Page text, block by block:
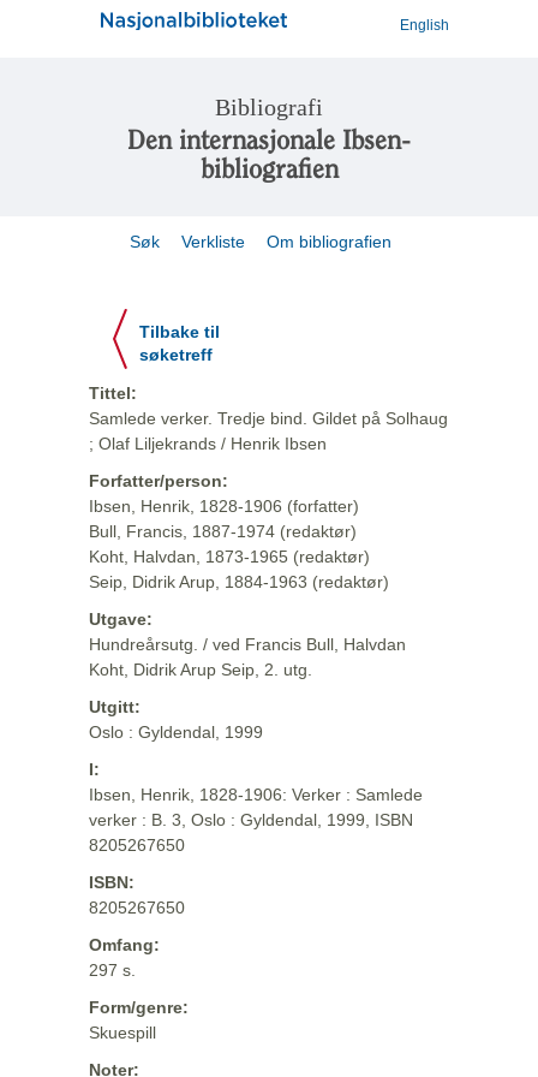
English
Bibliografi
Den internasjonale Ibsen-
bibliografien
Søk Verkliste Om bibliografien
Tilbake til
søketreff
Tittel:
Samlede verker. Tredje bind. Gildet på Solhaug
; Olaf Liljekrands / Henrik Ibsen
Forfatter/person:
Ibsen, Henrik, 1828-1906 (forfatter)
Bull, Francis, 1887-1974 (redaktør)
Koht, Halvdan, 1873-1965 (redaktør)
Seip, Didrik Arup, 1884-1963 (redaktør)
Utgave:
Hundreårsutg. / ved Francis Bull, Halvdan
Koht, Didrik Arup Seip, 2. utg.
Utgitt:
Oslo : Gyldendal, 1999
I:
Ibsen, Henrik, 1828-1906: Verker : Samlede
verker : B. 3, Oslo : Gyldendal, 1999, ISBN
8205267650
ISBN:
8205267650
Omfang:
297 s.
Form/genre:
Skuespill
Noter: